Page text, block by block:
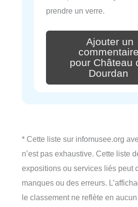
prendre un verre.
Ajouter un
commentaire
pour Château
Dourdan
* Cette liste sur infomusee.org
n’est pas exhaustive. Cette liste
expositions ou services liés peut
manques ou des erreurs.
le classement ne reflète en